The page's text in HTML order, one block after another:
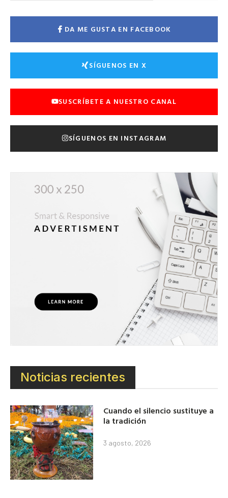
DA ME GUSTA EN FACEBOOK
SÍGUENOS EN X
SUSCRÍBETE A NUESTRO CANAL
SÍGUENOS EN INSTAGRAM
Noticias recientes
Cuando el silencio sustituye a
la tradición
3 agosto, 2026